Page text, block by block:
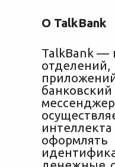
О TalkBank
TalkBank —